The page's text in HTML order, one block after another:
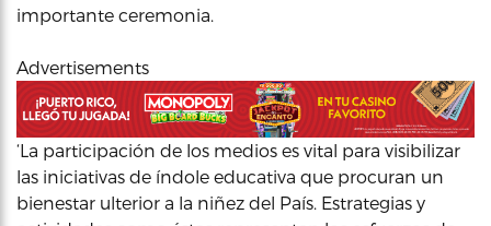
importante ceremonia.
Advertisements
‘La participación de los medios es vital para visibilizar
las iniciativas de índole educativa que procuran un
bienestar ulterior a la niñez del País. Estrategias y